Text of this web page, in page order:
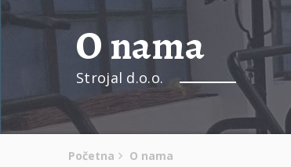
O nama
Strojal d.o.o.
Početna O nama